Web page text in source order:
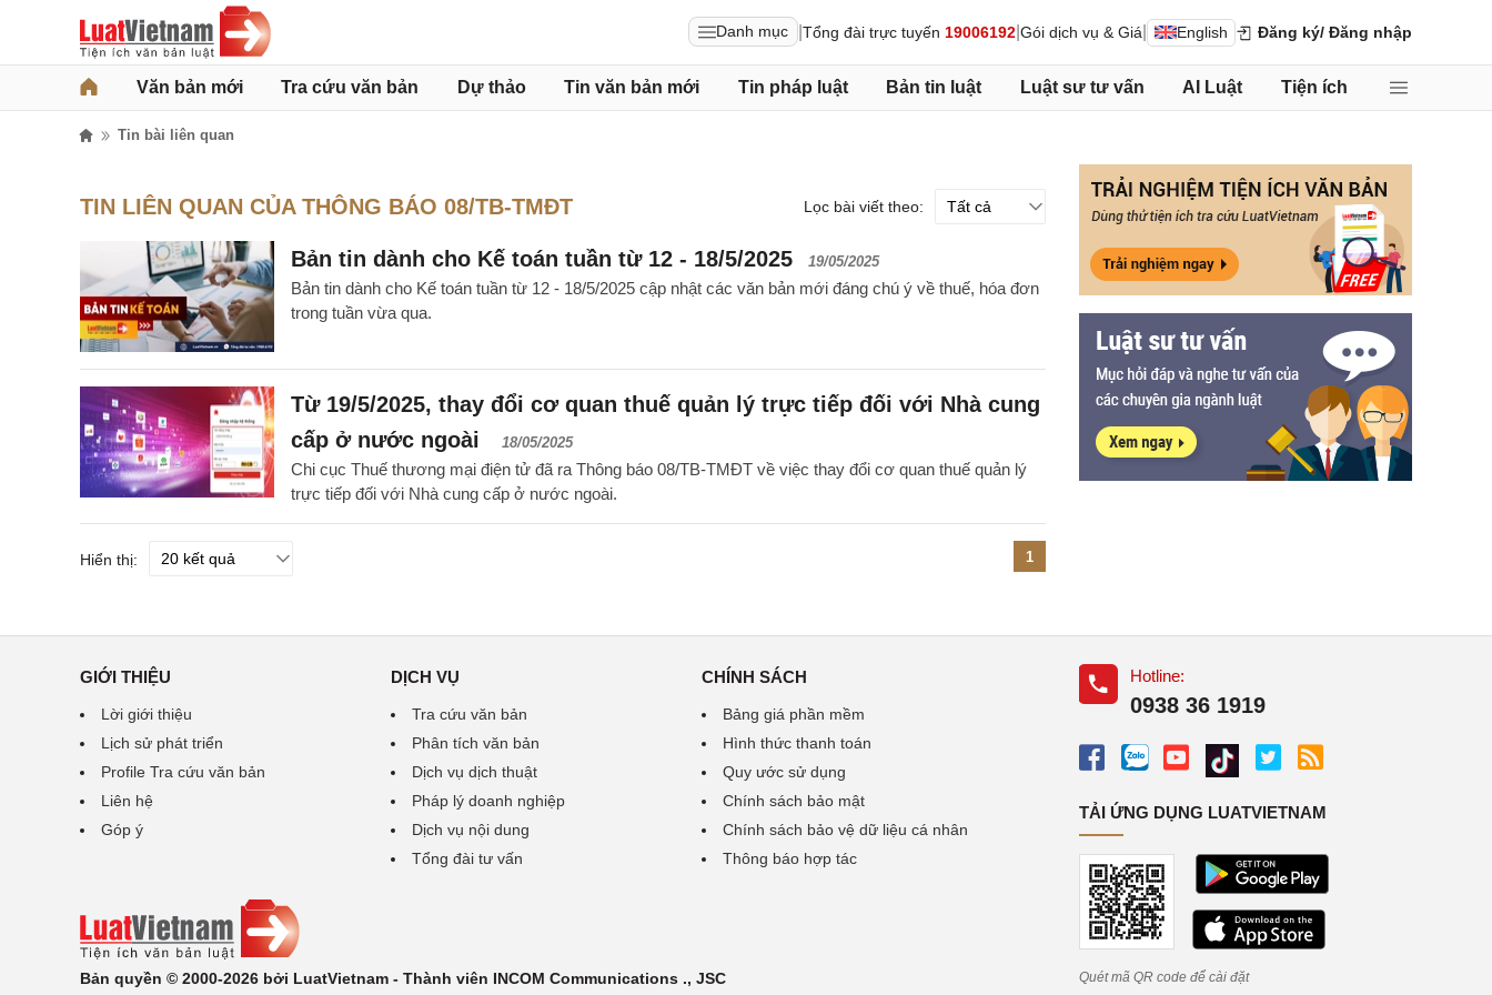
Danh mục Tổng đài trực tuyến 19006192 Gói dịch vụ & Giá English Đăng ký/ Đăng nhập
Văn bản mới Tra cứu văn bản Dự thảo Tin văn bản mới Tin pháp luật Bản tin luật Luật sư tư vấn AI Luật Tiện ích
Tin bài liên quan
TIN LIÊN QUAN CỦA THÔNG BÁO 08/TB-TMĐT Lọc bài viết theo:
Bản tin dành cho Kế toán tuần từ 12 - 18/5/2025 19/05/2025
Bản tin dành cho Kế toán tuần từ 12 - 18/5/2025 cập nhật các văn bản mới đáng chú ý về thuế, hóa đơn
trong tuần vừa qua.
Từ 19/5/2025, thay đổi cơ quan thuế quản lý trực tiếp đối với Nhà cung
cấp ở nước ngoài
18/05/2025
Chi cục Thuế thương mại điện tử đã ra Thông báo 08/TB-TMĐT về việc thay đổi cơ quan thuế quản lý
trực tiếp đối với Nhà cung cấp ở nước ngoài.
Hiển thị: 1
GIỚI THIỆU
Lời giới thiệu
Lịch sử phát triển
Profile Tra cứu văn bản
Liên hệ
Góp ý
DỊCH VỤ
Tra cứu văn bản
Phân tích văn bản
Dịch vụ dịch thuật
Pháp lý doanh nghiệp
Dịch vụ nội dung
Tổng đài tư vấn
CHÍNH SÁCH
Bảng giá phần mềm
Hình thức thanh toán
Quy ước sử dụng
Chính sách bảo mật
Chính sách bảo vệ dữ liệu cá nhân
Thông báo hợp tác
Bản quyền © 2000-2026 bởi LuatVietnam - Thành viên INCOM Communications ., JSC
Hotline:
0938 36 1919
TẢI ỨNG DỤNG LUATVIETNAM
Quét mã QR code để cài đặt